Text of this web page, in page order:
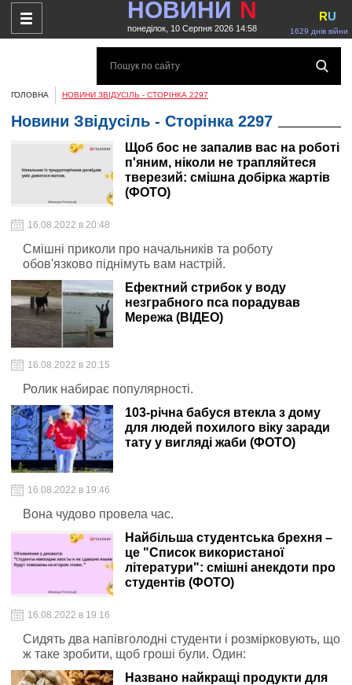
НОВИНИ N
понеділок, 10 Серпня 2026 14:58 1629 днів війни
RU
ГОЛОВНА НОВИНИ ЗВІДУСІЛЬ - СТОРІНКА 2297
Новини Звідусіль - Сторінка 2297
Щоб бос не запалив вас на роботі
п'яним, ніколи не трапляйтеся
тверезий: смішна добірка жартів
(ФОТО)
16.08.2022 в 20:48
Смішні приколи про начальників та роботу
обов'язково піднімуть вам настрій.
Ефектний стрибок у воду
незграбного пса порадував
Мережа (ВІДЕО)
16.08.2022 в 20:15
Ролик набирає популярності.
103-річна бабуся втекла з дому
для людей похилого віку заради
тату у вигляді жаби (ФОТО)
16.08.2022 в 19:46
Вона чудово провела час.
Найбільша студентська брехня –
це "Список використаної
літератури": смішні анекдоти про
студентів (ФОТО)
16.08.2022 в 19:16
Сидять два напівголодні студенти і розмірковують, що
ж таке зробити, щоб гроші були. Один:
Названо найкращі продукти для